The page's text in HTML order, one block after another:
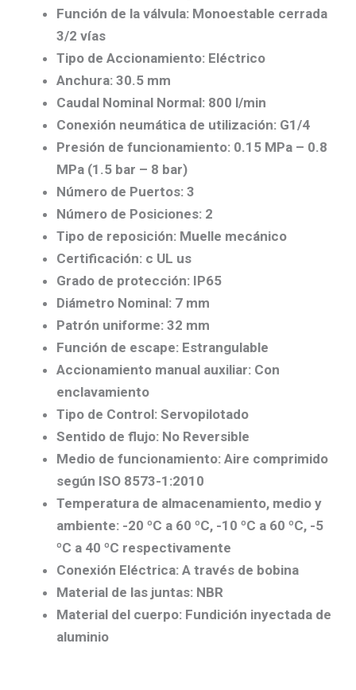
Función de la válvula: Monoestable cerrada
3/2 vías
Tipo de Accionamiento: Eléctrico
Anchura: 30.5 mm
Caudal Nominal Normal: 800 l/min
Conexión neumática de utilización: G1/4
Presión de funcionamiento: 0.15 MPa – 0.8
MPa (1.5 bar – 8 bar)
Número de Puertos: 3
Número de Posiciones: 2
Tipo de reposición: Muelle mecánico
Certificación: c UL us
Grado de protección: IP65
Diámetro Nominal: 7 mm
Patrón uniforme: 32 mm
Función de escape: Estrangulable
Accionamiento manual auxiliar: Con
enclavamiento
Tipo de Control: Servopilotado
Sentido de flujo: No Reversible
Medio de funcionamiento: Aire comprimido
según ISO 8573-1:2010
Temperatura de almacenamiento, medio y
ambiente: -20 ºC a 60 ºC, -10 ºC a 60 ºC, -5
ºC a 40 ºC respectivamente
Conexión Eléctrica: A través de bobina
Material de las juntas: NBR
Material del cuerpo: Fundición inyectada de
aluminio